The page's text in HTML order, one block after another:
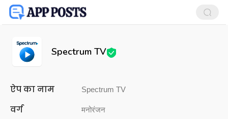
Spectrum TV
ऐप का नाम Spectrum TV
वर्ग मनोरंजन